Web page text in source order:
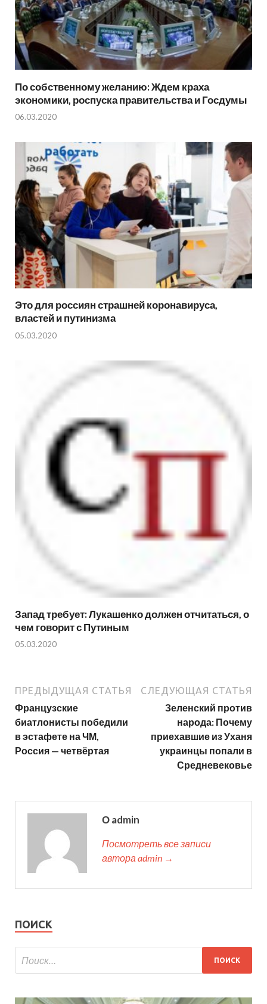
По собственному желанию: Ждем краха
экономики, роспуска правительства и Госдумы
06.03.2020
Это для россиян страшней коронавируса,
властей и путинизма
05.03.2020
Запад требует: Лукашенко должен отчитаться, о
чем говорит с Путиным
05.03.2020
ПРЕДЫДУЩАЯ СТАТЬЯ
Французские
биатлонисты победили
в эстафете на ЧМ,
Россия — четвёртая
СЛЕДУЮЩАЯ СТАТЬЯ
Зеленский против
народа: Почему
приехавшие из Уханя
украинцы попали в
Средневековье
О admin
Посмотреть все записи
автора admin →
ПОИСК